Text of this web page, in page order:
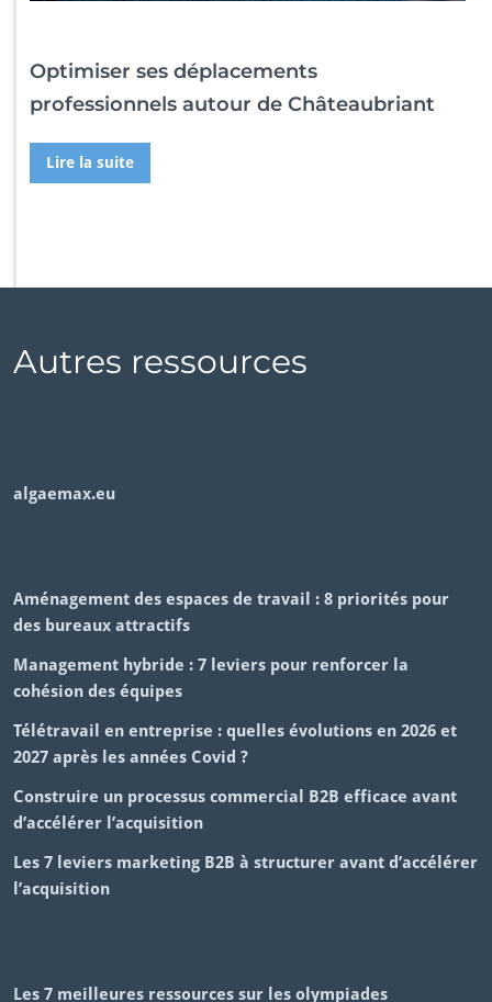
Optimiser ses déplacements
professionnels autour de Châteaubriant
Lire la suite
Autres ressources
algaemax.eu
Aménagement des espaces de travail : 8 priorités pour
des bureaux attractifs
Management hybride : 7 leviers pour renforcer la
cohésion des équipes
Télétravail en entreprise : quelles évolutions en 2026 et
2027 après les années Covid ?
Construire un processus commercial B2B efficace avant
d’accélérer l’acquisition
Les 7 leviers marketing B2B à structurer avant d’accélérer
l’acquisition
Les 7 meilleures ressources sur les olympiades